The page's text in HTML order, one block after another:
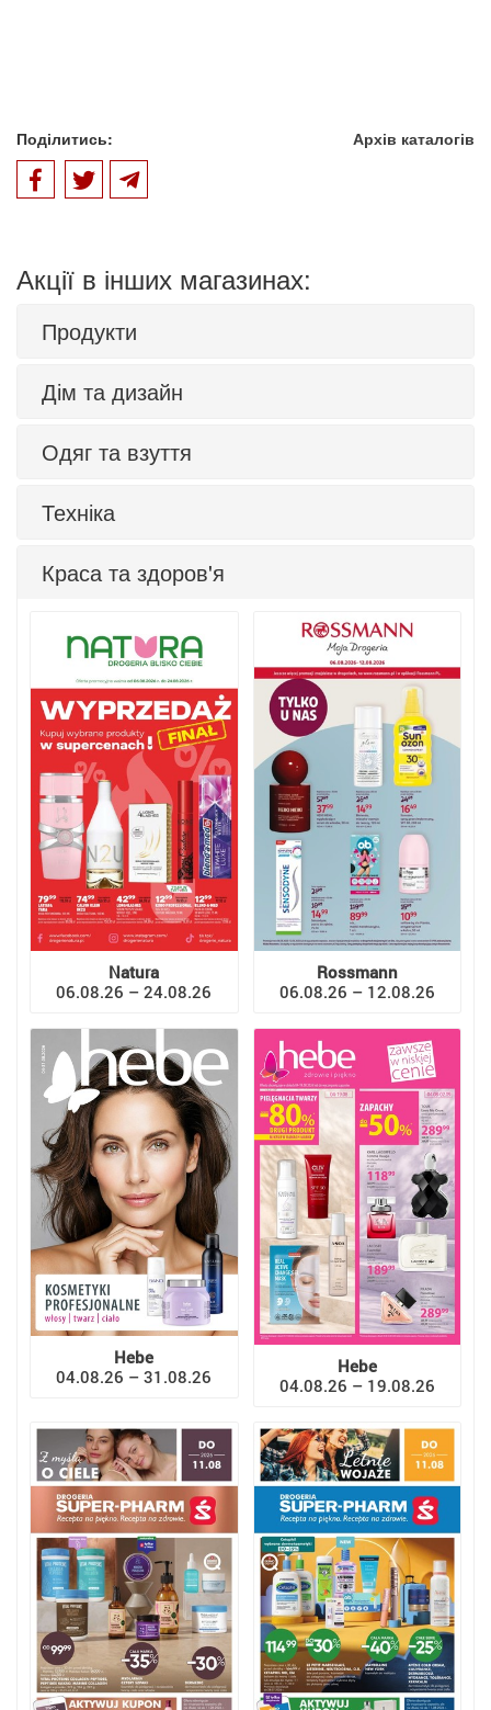
Поділитись: Архів каталогів
Акції в інших магазинах:
Продукти
Дім та дизайн
Одяг та взуття
Техніка
Краса та здоров'я
Natura
06.08.26 – 24.08.26
Rossmann
06.08.26 – 12.08.26
Hebe
04.08.26 – 31.08.26
Hebe
04.08.26 – 19.08.26